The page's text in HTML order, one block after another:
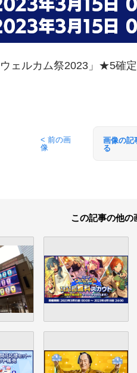
ェルカム祭2023」★5確
< 前の画
像
画像の記
る
この記事の他の